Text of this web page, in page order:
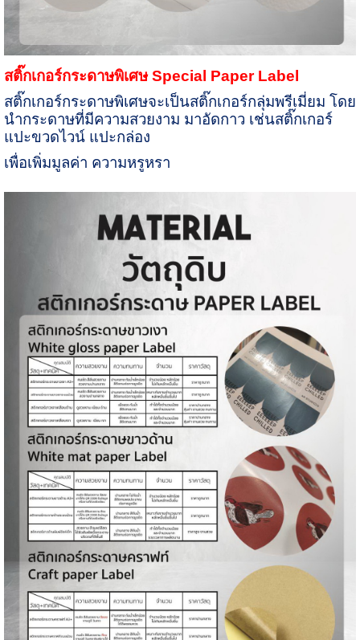
สติ๊กเกอร์กระดาษพิเศษSpecial Paper Label
สติ๊กเกอร์กระดาษพิเศษจะเป็นสติ๊กเกอร์กลุ่มพรีเมี่ยม โดย
นำกระดาษที่มีความสวยงาม มาอัดกาว เช่นสติ๊กเกอร์
แปะขวดไวน์ แปะกล่อง
เพื่อเพิ่มมูลค่า ความหรูหรา